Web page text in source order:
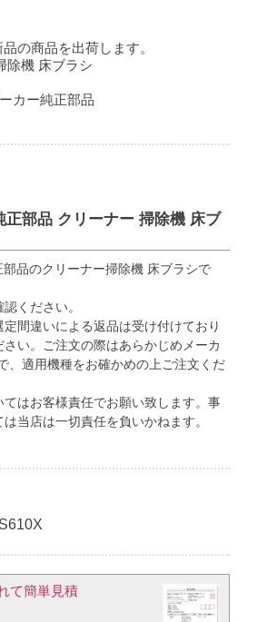
品の商品を出荷します。
除機 床ブラシ
カー純正部品
正部品 クリーナー 掃除機 床ブ
品のクリーナー掃除機 床ブラシで
ください。
間違いによる返品は受け付けており
さい。ご注文の際はあらかじめメーカ
、適用機種をお確かめの上ご注文くだ
はお客様責任でお願い致します。事
当店は一切責任を負いかねます。
て簡単見積​